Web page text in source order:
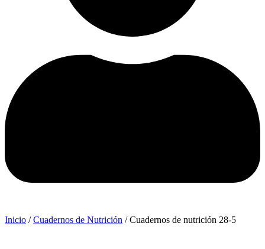
Inicio /Cuadernos de Nutrición / Cuadernos de nutrición 28-5